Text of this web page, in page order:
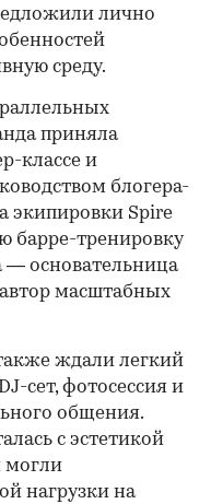
лично
среду.
приняла
классе и
блогера-
экипировки Spire
барре-тренировку
— основательница
масштабных
ждали легкий
сет, фотосессия и
общения.
с эстетикой
могли
нагрузки на